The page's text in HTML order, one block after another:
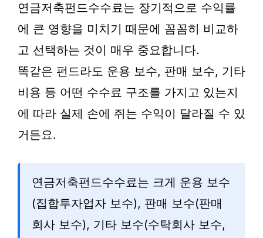
연금저축펀드수수료는 장기적으로 수익률
에 큰 영향을 미치기 때문에 꼼꼼히 비교하
고 선택하는 것이 매우 중요합니다.
똑같은 펀드라도 운용 보수, 판매 보수, 기타
비용 등 어떤 수수료 구조를 가지고 있는지
에 따라 실제 손에 쥐는 수익이 달라질 수 있
거든요.
연금저축펀드수수료는 크게 운용 보수
(집합투자업자 보수), 판매 보수(판매
회사 보수), 기타 보수(수탁회사 보수,